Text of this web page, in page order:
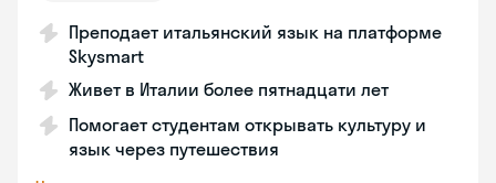
Преподает итальянский язык на платформе
Skysmart
Живет в Италии более пятнадцати лет
Помогает студентам открывать культуру и
язык через путешествия